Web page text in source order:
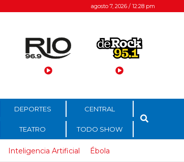
agosto 7, 2026 / 12:28 pm
DEPORTES CENTRAL
TEATRO TODO SHOW
Inteligencia Artificial Ébola